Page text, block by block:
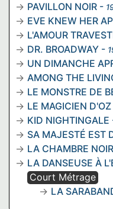
PAVILLON NOIR -
EVE KNEW HER
L'AMOUR
DR. BROADWAY -
UN DIMANCHE
AMONG THE
LE MONSTRE DE
LE MAGICIEN D'OZ
KID NIGHTINGALE
SA MAJESTÉ EST
LA CHAMBRE
LA DANSEUSE À
Court Métrage
LA